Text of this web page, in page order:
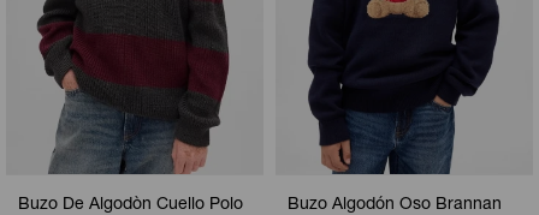
Buzo De Algodòn Cuello Polo
Buzo Algodón Oso Brannan